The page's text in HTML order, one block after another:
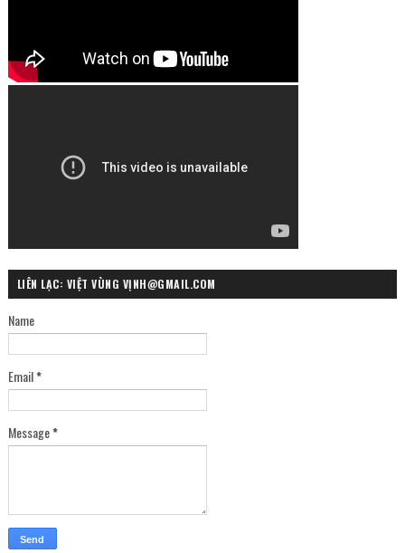
LIÊN LẠC: VIỆT VÙNG VỊNH@GMAIL.COM
Name
Email*
Message*